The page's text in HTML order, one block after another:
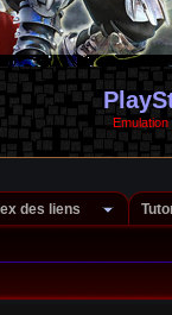
des liens